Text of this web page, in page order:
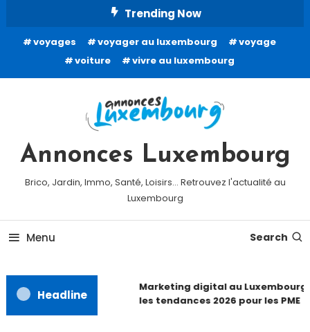
Content
Trending Now
voyages voyager au luxembourg
voyage
voiture
vivre au luxembourg
Annonces Luxembourg
Brico, Jardin, Immo, Santé, Loisirs… Retrouvez l'actualité au
Luxembourg
Menu Search
Headline
Marketing digital au Luxembourg
les tendances 2026 pour les PME